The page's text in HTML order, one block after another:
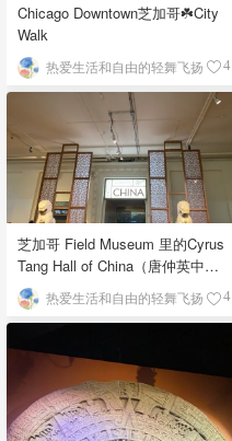
Chicago Downtown芝加哥☘️City
Walk
热爱生活和自由的轻舞飞扬 4
芝加哥 Field Museum 里的Cyrus
Tang Hall of China（唐仲英中国
馆） 热爱生活和自由的轻舞飞扬 4